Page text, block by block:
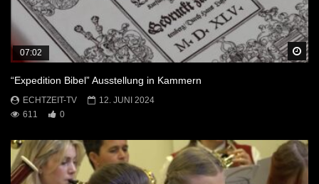
07:02
“Expedition Bibel” Ausstellung in Kammern
ECHTZEIT-TV
12. JUNI 2024
611
0